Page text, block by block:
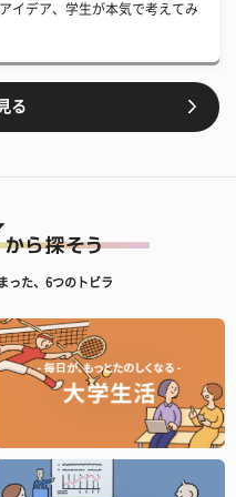
イデア、学生が本気で考えてみ
る
った、6つのトビラ